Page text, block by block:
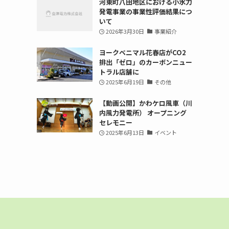
発電事業の事業性評価結果につ
いて
2026年3月30日 事業紹介
ヨークベニマル花春店がCO2
排出「ゼロ」のカーボンニュー
トラル店舗に
2025年6月19日 その他
【動画公開】かわケロ風車（川
内風力発電所） オープニング
セレモニー
2025年6月13日 イベント